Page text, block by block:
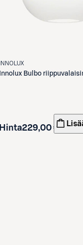
INNOLUX
Innolux Bulbo
Hinta229,00 €